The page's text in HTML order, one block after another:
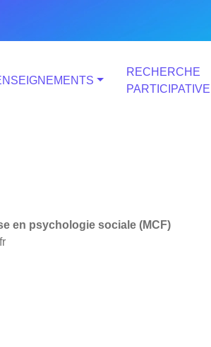
RECHERCHE
PARTICIPATIVE
en psychologie sociale (MCF)